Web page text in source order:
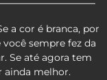
a cor é branca, por
sempre fez da
Se até agora tem
ainda melhor.